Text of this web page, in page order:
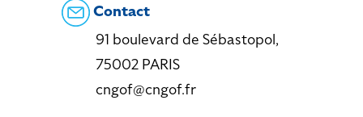
Contact
91 boulevard de Sébastopol,
75002 PARIS
cngof@cngof.fr